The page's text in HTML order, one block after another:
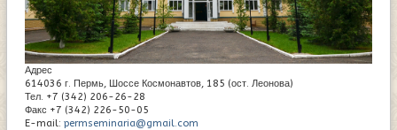
Адрес
614036 г. Пермь, Шоссе Космонавтов, 185 (ост. Леонова)
Тел. +7 (342) 206-26-28
Факс +7 (342) 226-50-05
E-mail: permseminaria@gmail.com